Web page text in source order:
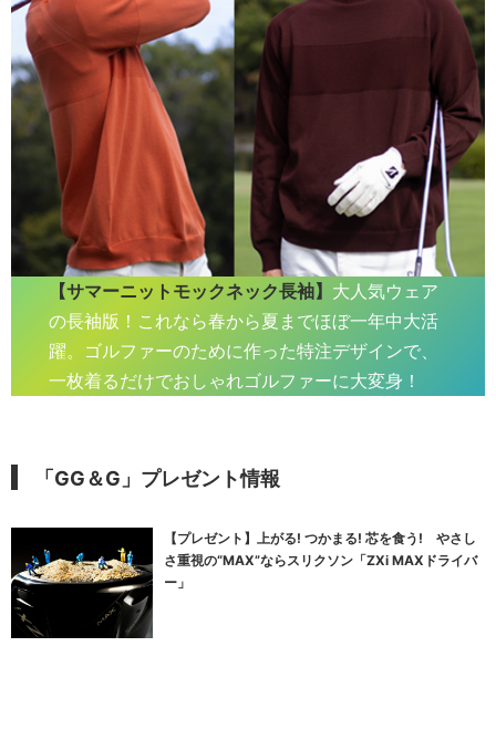
【サマーニットモックネック長袖】 大人気ウェア
の長袖版！これなら春から夏までほぼ一年中大活
躍。ゴルファーのために作った特注デザインで、
一枚着るだけでおしゃれゴルファーに大変身！
「GG＆G」プレゼント情報
【プレゼント】上がる! つかまる! 芯を食う! やさし
さ重視の“MAX”ならスリクソン「ZXi MAXドライバ
ー」